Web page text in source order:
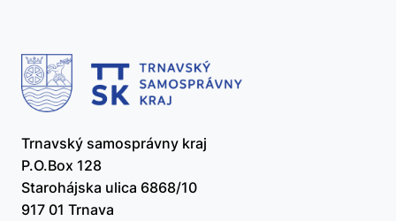
Trnavský samosprávny kraj
P.O.Box 128
Starohájska ulica 6868/10
917 01 Trnava